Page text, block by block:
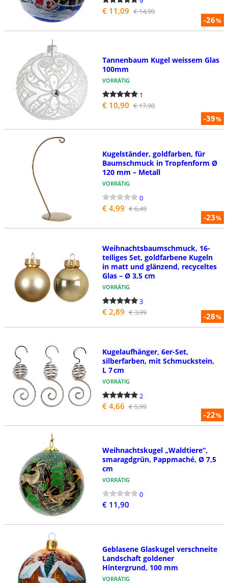
-26%
€ 11,09 € 14,90
-39%
Tannenbaum Kugel weissem Glas
100mm
VORRÄTIG
1
€ 10,90 € 17,90
-23%
Kugelständer, goldfarben, für
Baumschmuck in Tropfenform Ø
120 mm – Metall
VORRÄTIG
0
€ 4,99 € 6,49
-28%
Weihnachtsbaumschmuck, 16-
teiliges Set, goldfarbene Kugeln
in matt und glänzend, recyceltes
Glas – Ø 3,5 cm
VORRÄTIG
3
€ 2,89 € 3,99
-22%
Kugelaufhänger, 6er-Set,
silberfarben, mit Schmuckstein,
L 7 cm
VORRÄTIG
2
€ 4,66 € 5,99
Weihnachtskugel „Waldtiere“,
smaragdgrün, Pappmaché, Ø 7,5
cm
VORRÄTIG
0
€ 11,90
Geblasene Glaskugel verschneite
Landschaft goldener
Hintergrund, 100 mm
VORRÄTIG